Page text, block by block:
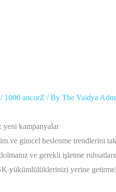
/ 1000 ancorZ / By The Vaidya
yeni kampanyalar
ve güncel beslenme trendlerini
ve gerekli işletme
yükümlülüklerinizi yerine